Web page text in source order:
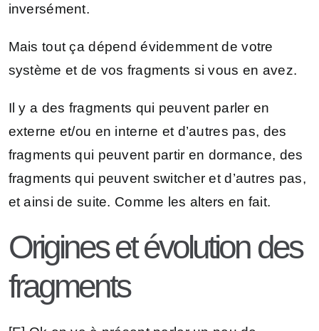
inversément.
Mais tout ça dépend évidemment de votre
système et de vos fragments si vous en avez.
Il y a des fragments qui peuvent parler en
externe et/ou en interne et d’autres pas, des
fragments qui peuvent partir en dormance, des
fragments qui peuvent switcher et d’autres pas,
et ainsi de suite. Comme les alters en fait.
Origines et évolution des
fragments